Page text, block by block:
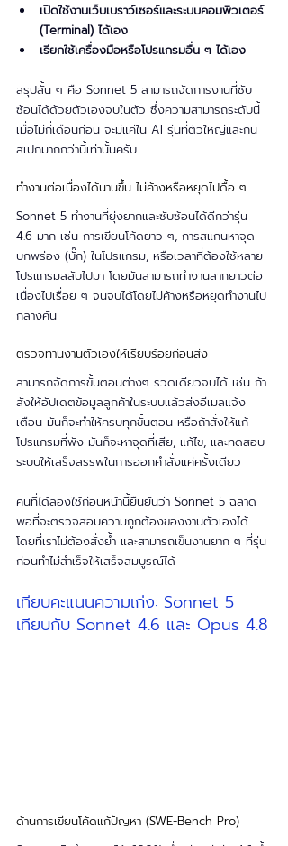
เปิดใช้งานเว็บเบราว์เซอร์และระบบคอมพิวเตอร์
(Terminal) ได้เอง
เรียกใช้เครื่องมือหรือโปรแกรมอื่น ๆ ได้เอง
สรุปสั้น ๆ คือ Sonnet 5 สามารถจัดการงานที่ซับ
ซ้อนได้ด้วยตัวเองจบในตัว ซึ่งความสามารถระดับนี้
เมื่อไม่กี่เดือนก่อน จะมีแค่ใน AI รุ่นที่ตัวใหญ่และกิน
สเปกมากกว่านี้เท่านั้นครับ
ทำงานต่อเนื่องได้นานขึ้น ไม่ค้างหรือหยุดไปดื้อ ๆ
Sonnet 5 ทำงานที่ยุ่งยากและซับซ้อนได้ดีกว่ารุ่น
4.6 มาก เช่น การเขียนโค้ดยาว ๆ, การสแกนหาจุด
บกพร่อง (บั๊ก) ในโปรแกรม, หรือเวลาที่ต้องใช้หลาย
โปรแกรมสลับไปมา โดยมันสามารถทำงานลากยาวต่อ
เนื่องไปเรื่อย ๆ จนจบได้โดยไม่ค้างหรือหยุดทำงานไป
กลางคัน
ตรวจทานงานตัวเองให้เรียบร้อยก่อนส่ง
สามารถจัดการขั้นตอนต่างๆ รวดเดียวจบได้ เช่น ถ้า
สั่งให้อัปเดตข้อมูลลูกค้าในระบบแล้วส่งอีเมลแจ้ง
เตือน มันก็จะทำให้ครบทุกขั้นตอน หรือถ้าสั่งให้แก้
โปรแกรมที่พัง มันก็จะหาจุดที่เสีย, แก้ไข, และทดสอบ
ระบบให้เสร็จสรรพในการออกคำสั่งแค่ครั้งเดียว
คนที่ได้ลองใช้ก่อนหน้านี้ยืนยันว่า Sonnet 5 ฉลาด
พอที่จะตรวจสอบความถูกต้องของงานตัวเองได้
โดยที่เราไม่ต้องสั่งย้ำ และสามารถเข็นงานยาก ๆ ที่รุ่น
ก่อนทำไม่สำเร็จให้เสร็จสมบูรณ์ได้
เทียบคะแนนความเก่ง: Sonnet 5
เทียบกับ Sonnet 4.6 และ Opus 4.8
ด้านการเขียนโค้ดแก้ปัญหา (SWE-Bench Pro)